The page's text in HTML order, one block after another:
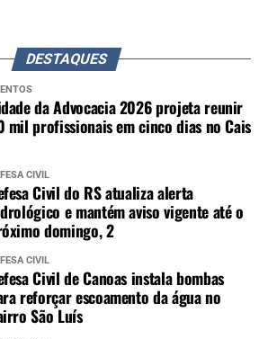
DESTAQUES
da Advocacia 2026 projeta reunir
mil profissionais em cinco dias no Cais
CIVIL
Civil do RS atualiza alerta
e mantém aviso vigente até o
domingo, 2
CIVIL
Civil de Canoas instala bombas
reforçar escoamento da água no
São Luís